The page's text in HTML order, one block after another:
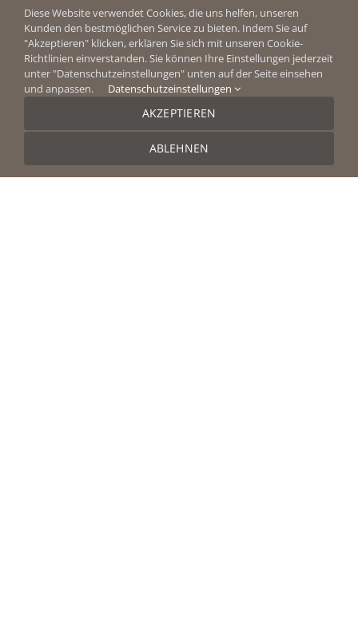
Diese Website verwendet Cookies, die uns helfen, unseren
Kunden den bestmöglichen Service zu bieten. Indem Sie auf
"Akzeptieren" klicken, erklären Sie sich mit unseren Cookie-
Richtlinien einverstanden. Sie können Ihre Einstellungen jederzeit
unter "Datenschutzeinstellungen" unten auf der Seite einsehen
und anpassen.
Datenschutzeinstellungen
AKZEPTIEREN
ABLEHNEN